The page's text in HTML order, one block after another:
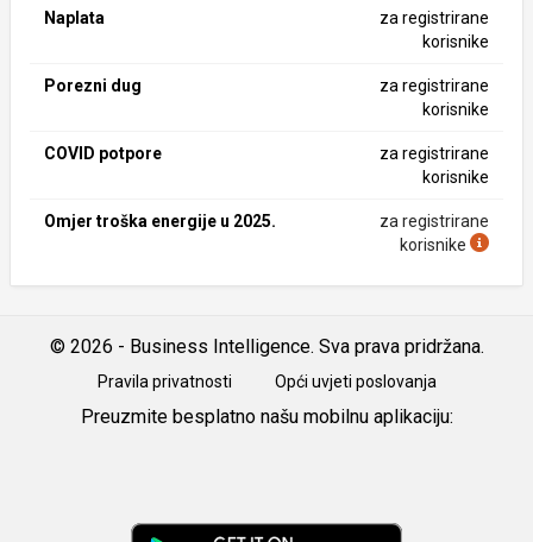
Naplata
za registrirane
korisnike
Porezni dug
za registrirane
korisnike
COVID potpore
za registrirane
korisnike
Omjer troška energije u 2025.
za registrirane
korisnike
© 2026 - Business Intelligence. Sva prava pridržana.
Pravila privatnosti Opći uvjeti poslovanja
Preuzmite besplatno našu mobilnu aplikaciju: